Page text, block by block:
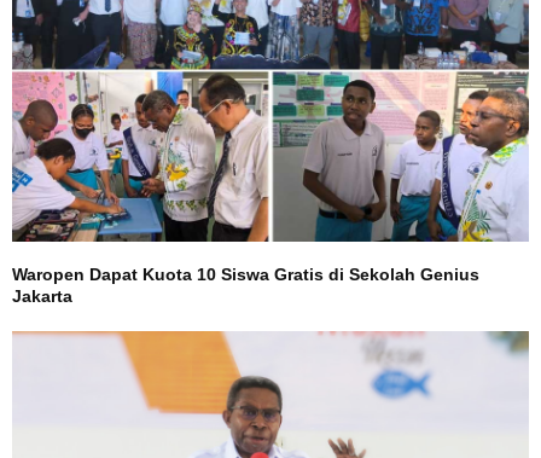
Waropen Dapat Kuota 10 Siswa Gratis di Sekolah Genius
Jakarta